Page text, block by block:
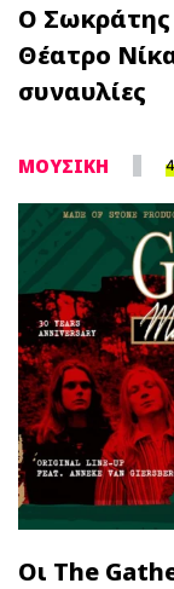
Ο
Θέατρο
συναυλίες
ΜΟΥΣΙΚΗ
Οι The